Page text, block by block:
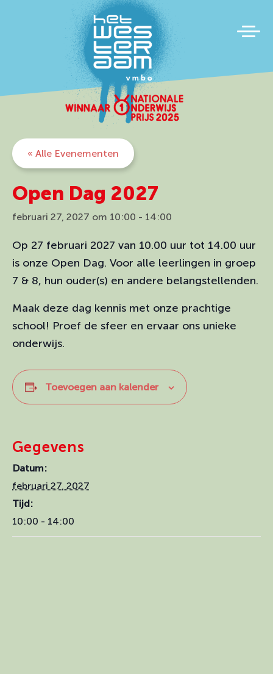
« Alle Evenementen
Open Dag 2027
februari 27, 2027 om 10:00 - 14:00
Op 27 februari 2027 van 10.00 uur tot 14.00 uur
is onze Open Dag. Voor alle leerlingen in groep
7 & 8, hun ouder(s) en andere belangstellenden.
Maak deze dag kennis met onze prachtige
school! Proef de sfeer en ervaar ons unieke
onderwijs.
Toevoegen aan kalender
Gegevens
Datum:
februari 27, 2027
Tijd:
10:00 - 14:00